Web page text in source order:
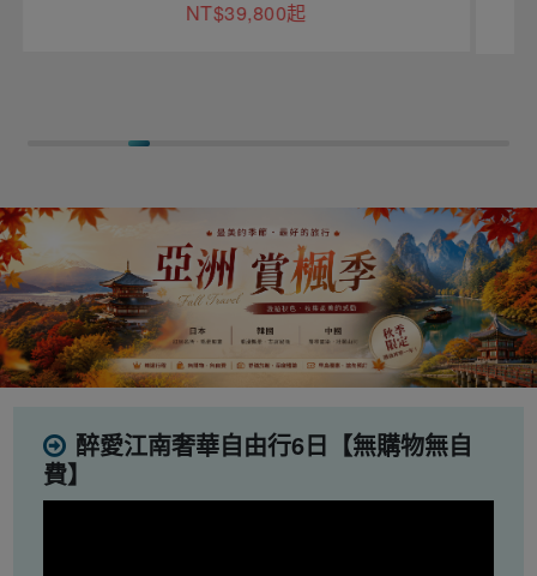
NT$29,900起
醉愛江南奢華自由行6日【無購物無自
費】